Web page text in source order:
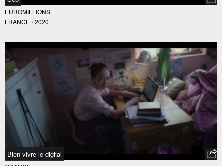
EUROMILLIONS
FRANCE / 2020
Bien vivre le digital